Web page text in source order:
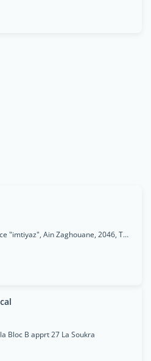
7 rue "elmorjane" résidence "imtiyaz", Ain Zaghouane, 2046, Tunis
Bloc B apprt 27 La Soukra